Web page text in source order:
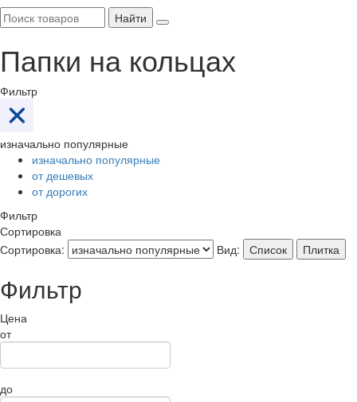
Найти
Папки на кольцах
Фильтр
изначально популярные
изначально популярные
от дешевых
от дорогих
Фильтр
Сортировка
Сортировка:
Вид: Список Плитка
Фильтр
Цена
от
до